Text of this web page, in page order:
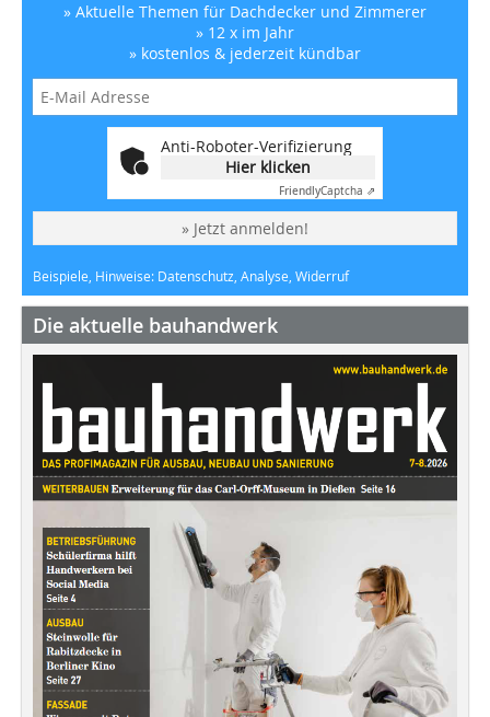
» Aktuelle Themen für Dachdecker und Zimmerer
» 12 x im Jahr
» kostenlos & jederzeit kündbar
Anti-Roboter-Verifizierung
Hier klicken
FriendlyCaptcha ⇗
» Jetzt anmelden!
Beispiele, Hinweise: Datenschutz, Analyse, Widerruf
Die aktuelle bauhandwerk